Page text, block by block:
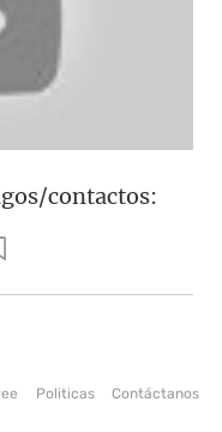
contactos:
Politicas Contáctanos